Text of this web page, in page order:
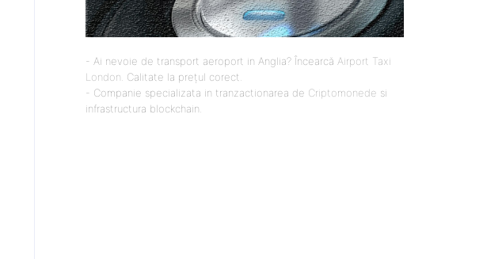
- Ai nevoie de transport aeroport in Anglia? Încearcă Airport Taxi
London . Calitate la prețul corect.
- Companie specializata in tranzactionarea de Criptomonede si
infrastructura blockchain.